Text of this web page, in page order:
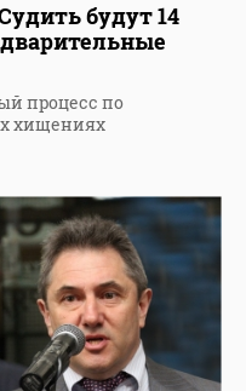
будут 14
процесс по
хищениях